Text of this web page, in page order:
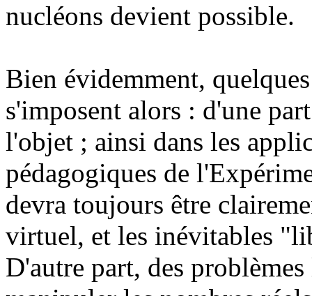
nucléons devient possible.
Bien évidemment,
s'imposent alors : d'une
l'objet ; ainsi dans les
pédagogiques de
devra toujours être
virtuel, et les inévitables
D'autre part, des